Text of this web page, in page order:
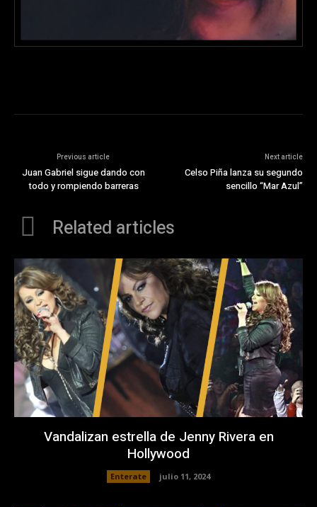
Previous article
Juan Gabriel sigue dando con
todo y rompiendo barreras
Next article
Celso Piña lanza su segundo
sencillo “Mar Azul”
Related articles
Vandalizan estrella de Jenny Rivera en
Hollywood
Enterate julio 11, 2024